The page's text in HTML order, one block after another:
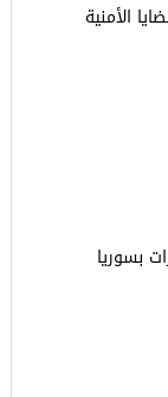
الأمنية